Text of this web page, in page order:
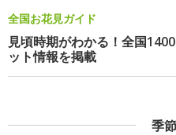
全国お花見ガイド
見頃時期がわかる！全国
ット情報を掲載
季